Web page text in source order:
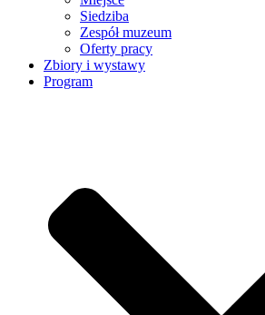
Siedziba
Zespół muzeum
Oferty pracy
Zbiory i wystawy
Program